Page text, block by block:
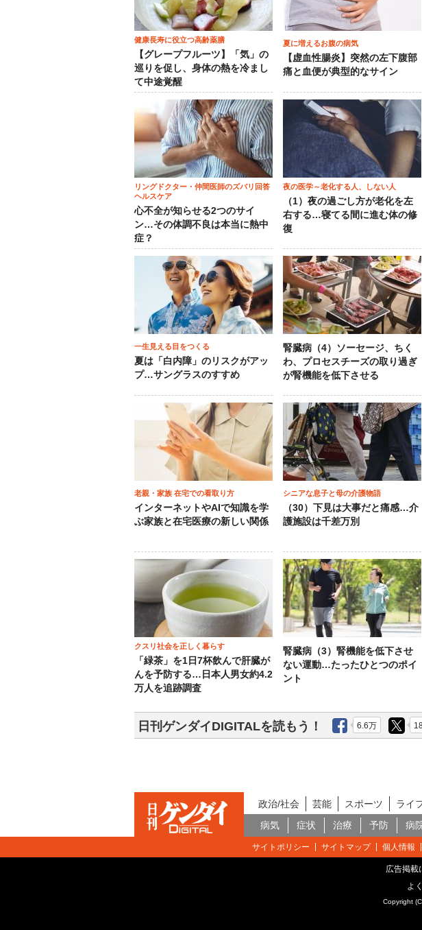
健康長寿に役立つ高齢薬膳
【グレープフルーツ】「気」の
巡りを促し、身体の熱を冷まし
て中途覚醒
夏に増えるお腹の病気
【虚血性腸炎】突然の左下腹部
痛と血便が典型的なサイン
リングドクター・仲間医師のズバリ回答
ヘルスケア
心不全が知らせる2つのサイ
ン…その体調不良は本当に熱中
症？
夜の医学～老化する人、しない人
（1）夜の過ごし方が老化を左
右する…寝てる間に進む体の修
復
一生見える目をつくる
夏は「白内障」のリスクがアッ
プ…サングラスのすすめ
腎臓病（4）ソーセージ、ちく
わ、プロセスチーズの取り過ぎ
が腎機能を低下させる
老親・家族 在宅での看取り方
インターネットやAIで知識を学
ぶ家族と在宅医療の新しい関係
シニアな息子と母の介護物語
（30）下見は大事だと痛感…介
護施設は千差万別
クスリ社会を正しく暮らす
「緑茶」を1日7杯飲んで肝臓が
んを予防する…日本人男女約4.2
万人を追跡調査
腎臓病（3）腎機能を低下させ
ない運動…たったひとつのポイ
ント
日刊ゲンダイDIGITALを読もう！ 6.6万
政治/社会 芸能 スポーツ ライ
病気
症状 治療 予防 病
サイトポリシー サイトマップ 個人情報
広告掲載
よ
Copyright